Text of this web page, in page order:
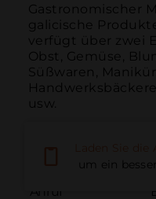
Gastronomischer
galicische
verfügt über zwei
Obst, Gemüse,
Süßwaren,
usw.
Anruf
um ein